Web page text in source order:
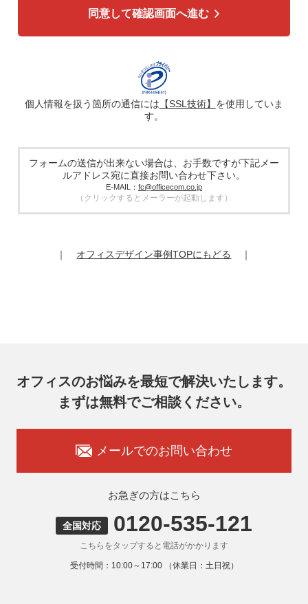
広告配信の効率化、マーケティング活動などのために、氏
を、ハッシュ化などの適切なセキュリティ対策を施した上
で、広告配信サービス提供事業者に提供する場合がありま
す。提供した個人情報は、広告配信サービス提供事業者のプ
ライバシーポリシーに基づき取り扱われます。
5. 個人情報の取り扱い業務の委託
場合があります。その際、弊社は、個人情報を適切に保護で
きる管理体制を敷き実行していることを条件として委託先を
厳選したうえで、機密保持契約を委託先と締結し、お客様の
個人情報を厳密に管理させます。
提供記録の開示を請求することができます。
7. 個人情報を提供されることの任意性
お客様がご自身の個人情報を弊社に提供されるか否かはお客
は、適切なサービスをご提供できない場合がありますのでご
弊社ウェブサイトでは、利用者が当ウェブサイトを閲覧した
状況の分析のためにCookieを利用していますが、Cookieによ
る個人情報の取得はしていません。
9. 外国にある第三者への提供
お客様の個人情報を下記海外の個人情報取扱事業者へ提供す
る場合があります。
提供先の所在国の名称：アメリカ（Google LLC）
当該外国における個人情報の保護に関する制度：APECの
同意して確認画面へ進む
個人情報を扱う箇所の通信には 【SSL技術】 を使用していま
す。
フォームの送信が出来ない場合は、お手数ですが下記メー
ルアドレス宛に直接お問い合わせ下さい。
E-MAIL： fc@officecom.co.jp
（クリックするとメーラーが起動します）
｜ オフィスデザイン事例TOPにもどる ｜
オフィスのお悩みを最短で解決いたします。
まずは無料でご相談ください。
メールでのお問い合わせ
お急ぎの方はこちら
全国対応 0120-535-121
こちらをタップすると電話がかかります
受付時間：10:00～17:00 （休業日：土日祝）